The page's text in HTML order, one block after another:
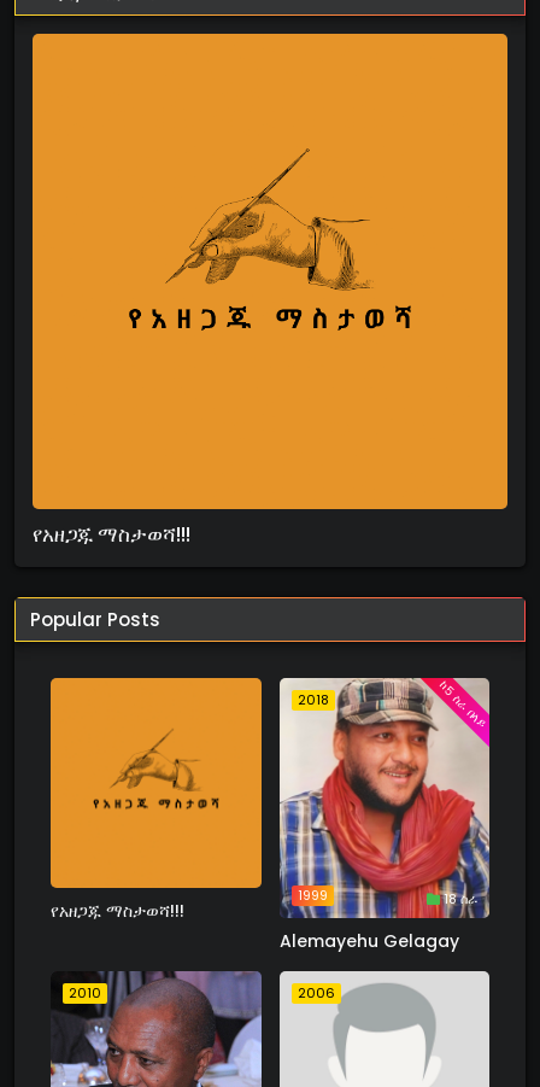
የአዘጋጁ ማስታወሻ!!!
Popular Posts
የአዘጋጁ ማስታወሻ!!!
2018
1999 18 ስራ
ከ5 ስራ በላይ
Alemayehu Gelagay
2010 2006